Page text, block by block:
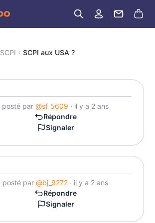
SCPI SCPI aux USA ?
posté par @sf_5609 · il y a 2 ans
Répondre
Signaler
posté par @bj_9272 · il y a 2 ans
Répondre
Signaler